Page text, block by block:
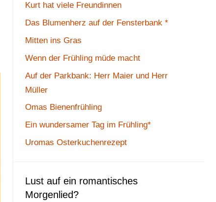
Kurt hat viele Freundinnen
Das Blumenherz auf der Fensterbank *
Mitten ins Gras
Wenn der Frühling müde macht
Auf der Parkbank: Herr Maier und Herr
Müller
Omas Bienenfrühling
Ein wundersamer Tag im Frühling*
Uromas Osterkuchenrezept
Lust auf ein romantisches
Morgenlied?